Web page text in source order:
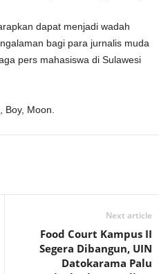
dapat menjadi wadah
bagi para jurnalis muda
pers mahasiswa di Sulawesi
Boy, Moon.
Next article
Food Court Kampus II
Segera Dibangun, UIN
Datokarama Palu